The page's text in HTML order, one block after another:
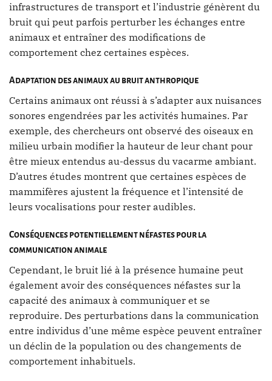
infrastructures de transport et l’industrie génèrent du
bruit qui peut parfois perturber les échanges entre
animaux et entraîner des modifications de
comportement chez certaines espèces.
Adaptation des animaux au bruit anthropique
Certains animaux ont réussi à s’adapter aux nuisances
sonores engendrées par les activités humaines. Par
exemple, des chercheurs ont observé des oiseaux en
milieu urbain modifier la hauteur de leur chant pour
être mieux entendus au-dessus du vacarme ambiant.
D’autres études montrent que certaines espèces de
mammifères ajustent la fréquence et l’intensité de
leurs vocalisations pour rester audibles.
Conséquences potentiellement néfastes pour la
communication animale
Cependant, le bruit lié à la présence humaine peut
également avoir des conséquences néfastes sur la
capacité des animaux à communiquer et se
reproduire. Des perturbations dans la communication
entre individus d’une même espèce peuvent entraîner
un déclin de la population ou des changements de
comportement inhabituels.